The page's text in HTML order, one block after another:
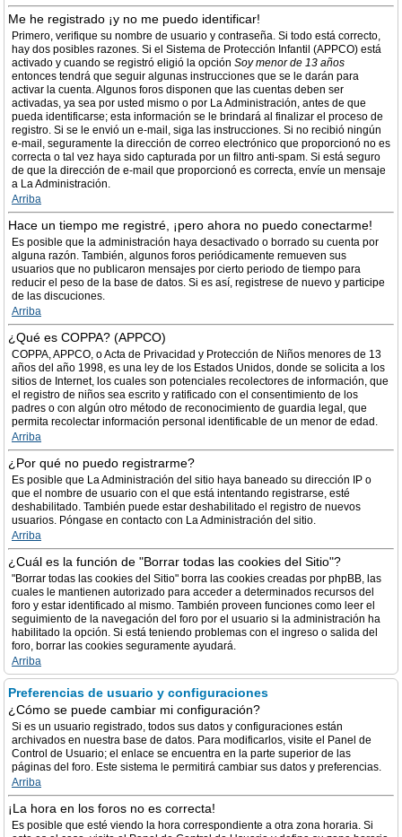
Me he registrado ¡y no me puedo identificar!
Primero, verifique su nombre de usuario y contraseña. Si todo está correcto,
hay dos posibles razones. Si el Sistema de Protección Infantil (APPCO) está
activado y cuando se registró eligió la opción Soy menor de 13 años
entonces tendrá que seguir algunas instrucciones que se le darán para
activar la cuenta. Algunos foros disponen que las cuentas deben ser
activadas, ya sea por usted mismo o por La Administración, antes de que
pueda identificarse; esta información se le brindará al finalizar el proceso de
registro. Si se le envió un e-mail, siga las instrucciones. Si no recibió ningún
e-mail, seguramente la dirección de correo electrónico que proporcionó no es
correcta o tal vez haya sido capturada por un filtro anti-spam. Si está seguro
de que la dirección de e-mail que proporcionó es correcta, envíe un mensaje
a La Administración.
Arriba
Hace un tiempo me registré, ¡pero ahora no puedo conectarme!
Es posible que la administración haya desactivado o borrado su cuenta por
alguna razón. También, algunos foros periódicamente remueven sus
usuarios que no publicaron mensajes por cierto periodo de tiempo para
reducir el peso de la base de datos. Si es así, registrese de nuevo y participe
de las discuciones.
Arriba
¿Qué es COPPA? (APPCO)
COPPA, APPCO, o Acta de Privacidad y Protección de Niños menores de 13
años del año 1998, es una ley de los Estados Unidos, donde se solicita a los
sitios de Internet, los cuales son potenciales recolectores de información, que
el registro de niños sea escrito y ratificado con el consentimiento de los
padres o con algún otro método de reconocimiento de guardia legal, que
permita recolectar información personal identificable de un menor de edad.
Arriba
¿Por qué no puedo registrarme?
Es posible que La Administración del sitio haya baneado su dirección IP o
que el nombre de usuario con el que está intentando registrarse, esté
deshabilitado. También puede estar deshabilitado el registro de nuevos
usuarios. Póngase en contacto con La Administración del sitio.
Arriba
¿Cuál es la función de "Borrar todas las cookies del Sitio"?
"Borrar todas las cookies del Sitio" borra las cookies creadas por phpBB, las
cuales le mantienen autorizado para acceder a determinados recursos del
foro y estar identificado al mismo. También proveen funciones como leer el
seguimiento de la navegación del foro por el usuario si la administración ha
habilitado la opción. Si está teniendo problemas con el ingreso o salida del
foro, borrar las cookies seguramente ayudará.
Arriba
Preferencias de usuario y configuraciones
¿Cómo se puede cambiar mi configuración?
Si es un usuario registrado, todos sus datos y configuraciones están
archivados en nuestra base de datos. Para modificarlos, visite el Panel de
Control de Usuario; el enlace se encuentra en la parte superior de las
páginas del foro. Este sistema le permitirá cambiar sus datos y preferencias.
Arriba
¡La hora en los foros no es correcta!
Es posible que esté viendo la hora correspondiente a otra zona horaria. Si